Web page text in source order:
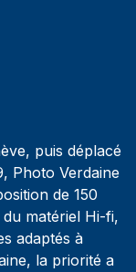
puis déplacé
Photo Verdaine
de 150
matériel Hi-fi,
adaptés à
la priorité a